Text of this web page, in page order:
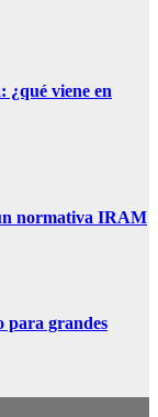
¿qué viene en
normativa IRAM
para grandes